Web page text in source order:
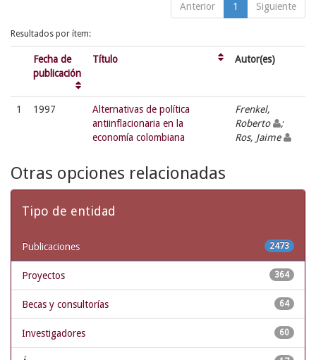
Anterior 1 Siguiente
Resultados por ítem:
Fecha de
publicación
Título Autor(es)
1 1997
Alternativas de política
antiinflacionaria en la
economía colombiana
Frenkel,
Roberto
;
Ros, Jaime
Otras opciones relacionadas
Tipo de entidad
2473
Publicaciones
364
Proyectos
64
Becas y consultorías
60
Investigadores